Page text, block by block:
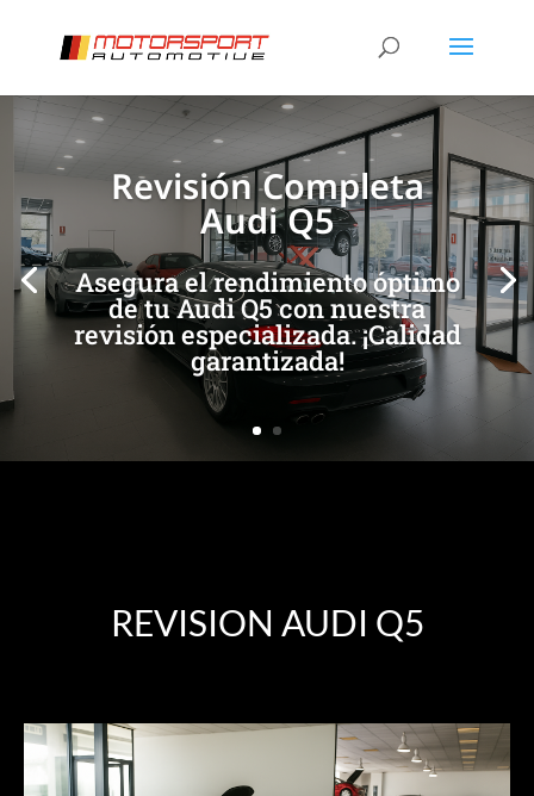
Revisión Completa
Audi Q5
Asegura el rendimiento óptimo
de tu Audi Q5 con nuestra
revisión especializada. ¡Calidad
garantizada!
[/et_pb_slide] [/et_pb_slide]
REVISION AUDI Q5